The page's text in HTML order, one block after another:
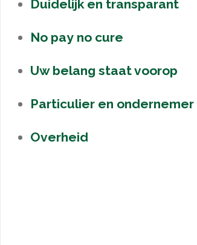
Duidelijk en transparant
No pay no cure
Uw belang staat voorop
Particulier en ondernemer
Overheid